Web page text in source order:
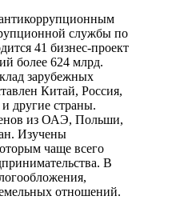
службы по
41 бизнес-проект
более 624 млрд.
зарубежных
Китай, Россия,
другие страны.
из ОАЭ, Польши,
Изучены
чаще всего
В
отношений.